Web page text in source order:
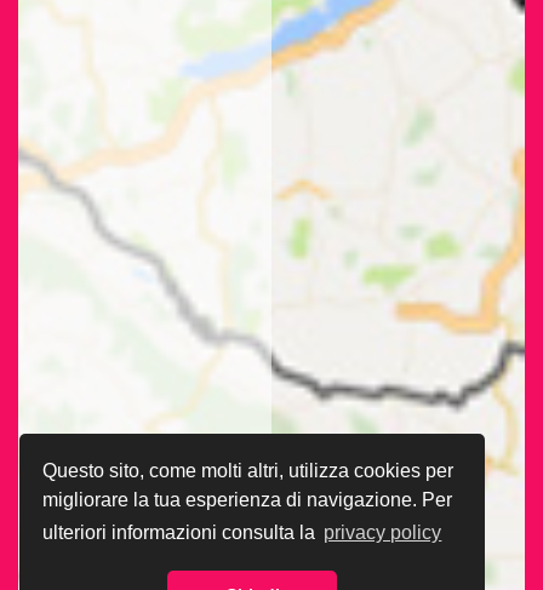
Questo sito, come molti altri, utilizza cookies per
migliorare la tua esperienza di navigazione. Per
ulteriori informazioni consulta la privacy policy